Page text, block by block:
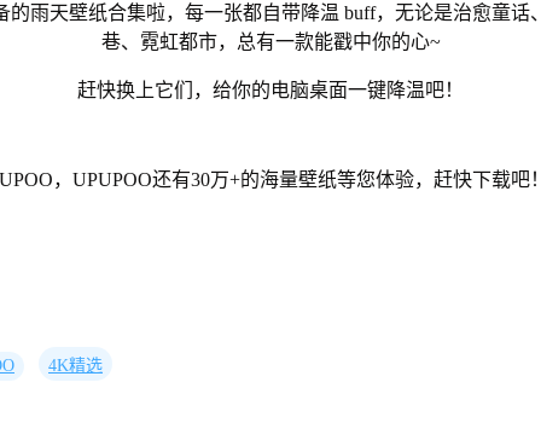
的雨天壁纸合集啦，每一张都自带降温 buff，无论是治愈童话
巷、霓虹都市，总有一款能戳中你的心~
赶快换上它们，给你的电脑桌面一键降温吧！
，UPUPOO还有30万+的海量壁纸等您体验，赶快下载吧
4K精选